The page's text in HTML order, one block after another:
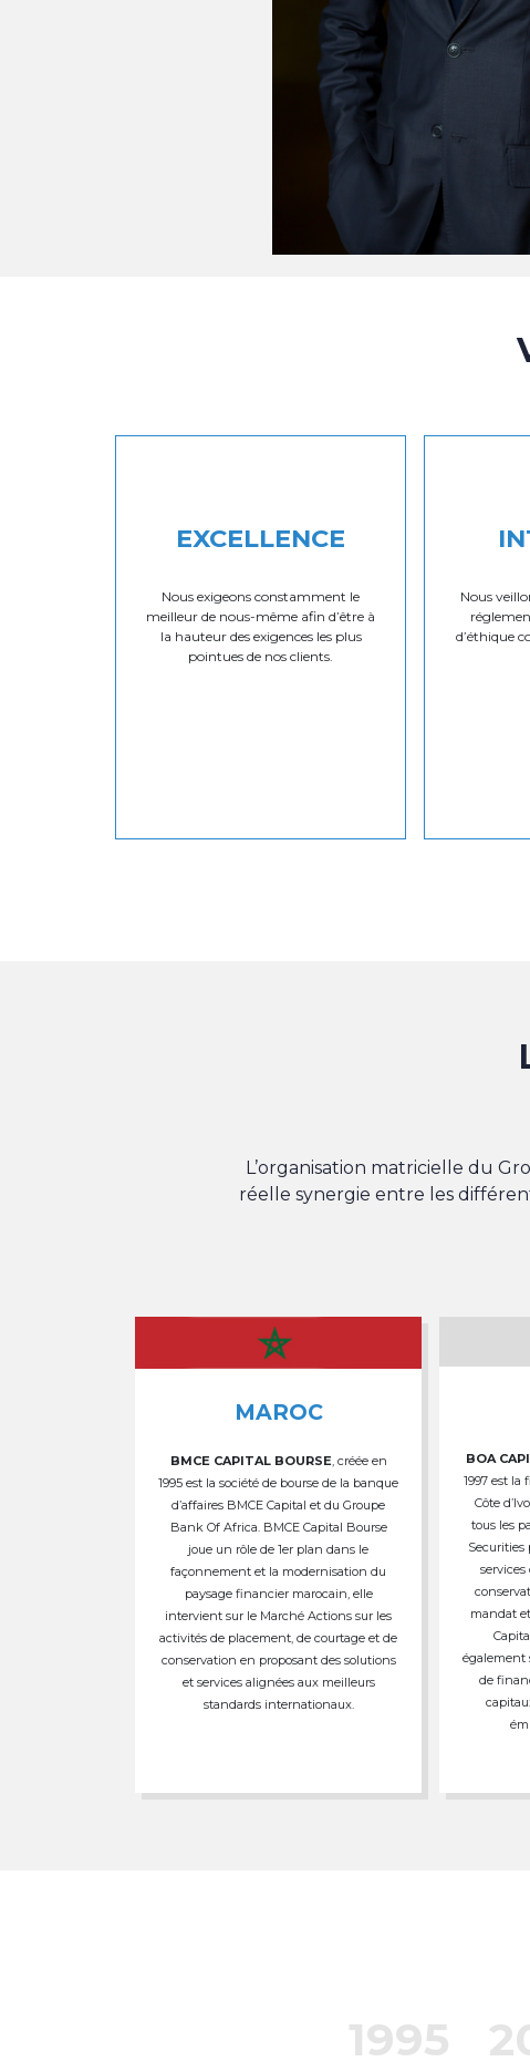
EXCELLENCE
Nous exigeons constamment le
meilleur de nous-même afin d’être à
la hauteur des exigences les plus
pointues de nos clients.
Nous
d’éthique
L’organisation matricielle du
réelle synergie entre les
MAROC
BMCE CAPITAL BOURSE , créée en
1995 est la société de bourse de la banque
d’affaires BMCE Capital et du Groupe
Bank Of Africa. BMCE Capital Bourse
joue un rôle de 1er plan dans le
façonnement et la modernisation du
paysage financier marocain, elle
intervient sur le Marché Actions sur les
activités de placement, de courtage et de
conservation en proposant des solutions
et services alignées aux meilleurs
standards internationaux.
BOA
1997 est la
Côte
tous les
Securities
mandat
également
de
1995